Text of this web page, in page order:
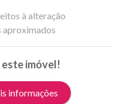
à alteração
aproximados
este imóvel!
informações